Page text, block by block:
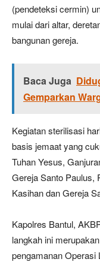
(pendeteksi cermin)
mulai dari altar,
bangunan gereja.
Baca Juga
Gemparkan
Kegiatan sterilisasi
basis jemaat yang
Tuhan Yesus,
Gereja Santo Paulus,
Kasihan dan Gereja
Kapolres Bantul,
langkah ini
pengamanan Operasi